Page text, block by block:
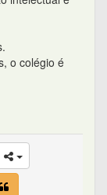
o colégio é